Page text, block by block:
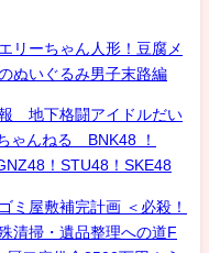
リーちゃん人形！豆腐メ
ぬいぐるみ男子末路編
地下格闘アイドルだい
ゃんねる BNK48 ！
！STU48！SKE48
ミ屋敷補完計画 ＜必殺！
清掃・遺品整理への道F